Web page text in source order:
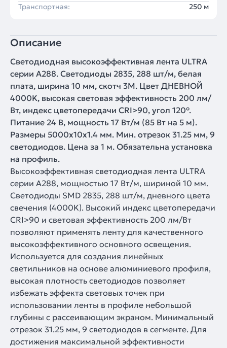
Транспортная:
250 м
Описание
Светодиодная высокоэффективная лента ULTRA
серии A288. Светодиоды 2835, 288 шт/м, белая
плата, ширина 10 мм, скотч 3M. Цвет ДНЕВНОЙ
4000K, высокая световая эффективность 200 лм/
Вт, индекс цветопередачи CRI>90, угол 120°.
Питание 24 В, мощность 17 Вт/м (85 Вт на 5 м).
Размеры 5000x10x1.4 мм. Мин. отрезок 31.25 мм, 9
светодиодов. Цена за 1 м. Обязательна установка
на профиль.
Высокоэффективная светодиодная лента ULTRA
серии A288, мощностью 17 Вт/м, шириной 10 мм.
Светодиоды SMD 2835, 288 шт/м, дневного цвета
свечения (4000K). Высокий индекс цветопередачи
CRI>90 и световая эффективность 200 лм/Вт
позволяют применять ленту для качественного
высокоэффективного основного освещения.
Используется для создания линейных
светильников на основе алюминиевого профиля,
высокая плотность светодиодов позволяет
избежать эффекта световых точек при
использовании ленты в профиле небольшой
глубины с рассеивающим экраном. Минимальный
отрезок 31.25 мм, 9 светодиодов в сегменте. Для
достижения максимальной эффективности